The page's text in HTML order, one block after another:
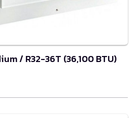
/ R32-36T (36,100 BTU)